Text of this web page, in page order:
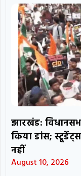
झारखंड:
किया डांस; स्टूडेंट्स
नहीं
August 10, 2026